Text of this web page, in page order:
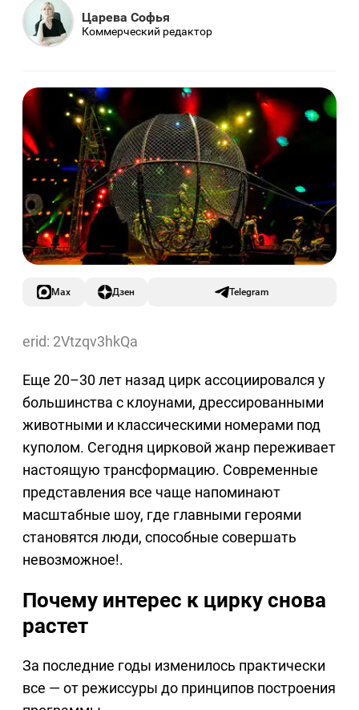
Царева Софья
Коммерческий редактор
Max Дзен Telegram
erid: 2Vtzqv3hkQa
Еще 20–30 лет назад цирк ассоциировался у
большинства с клоунами, дрессированными
животными и классическими номерами под
куполом. Сегодня цирковой жанр переживает
настоящую трансформацию. Современные
представления все чаще напоминают
масштабные шоу, где главными героями
становятся люди, способные совершать
невозможное!.
Почему интерес к цирку снова
растет
За последние годы изменилось практически
все — от режиссуры до принципов построения